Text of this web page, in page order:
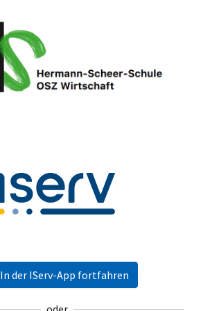
In der IServ-App fortfahren